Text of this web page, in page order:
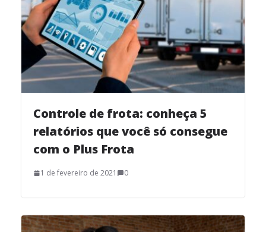
Controle de frota: conheça 5
relatórios que você só consegue
com o Plus Frota
1 de fevereiro de 2021 0